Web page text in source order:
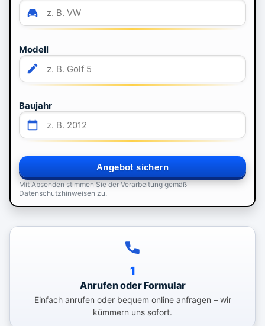
Modell
Baujahr
Angebot sichern
Mit Absenden stimmen Sie der Verarbeitung gemäß
Datenschutzhinweisen zu.
1
Anrufen oder Formular
Einfach anrufen oder bequem online anfragen – wir
kümmern uns sofort.